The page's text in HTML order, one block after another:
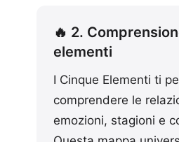
🔥 2.
elementi
I Cinque Elementi ti
comprendere le
emozioni, stagioni e